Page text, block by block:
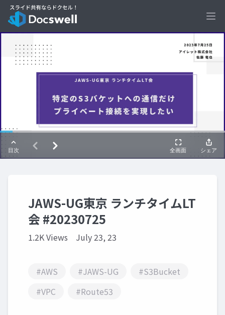
JAWS-UG東京 ランチタイムLT
会 #20230725
1.2K Views July 23, 23
#AWS #JAWS-UG
#S3Bucket
#VPC
#Route53